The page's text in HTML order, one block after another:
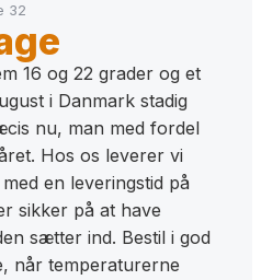
32
16 og 22 grader og et
i Danmark stadig
nu, man med fordel
Hos os leverer vi
en leveringstid på
sikker på at have
sætter ind. Bestil i god
når temperaturerne